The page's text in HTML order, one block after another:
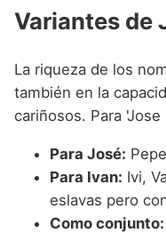
Variantes de
La riqueza de los
también en la
cariñosos. Para
Para José:
Para Ivan: Ivi,
eslavas pero
Como conjunto: